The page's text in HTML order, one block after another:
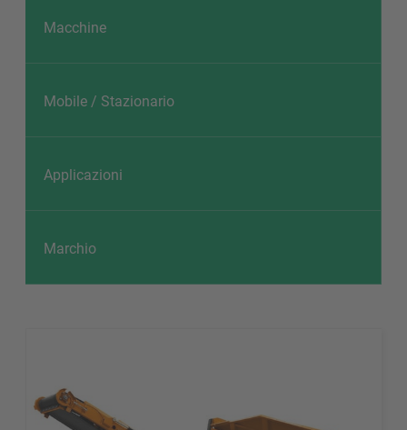
Macchine
Mobile / Stazionario
Applicazioni
Marchio